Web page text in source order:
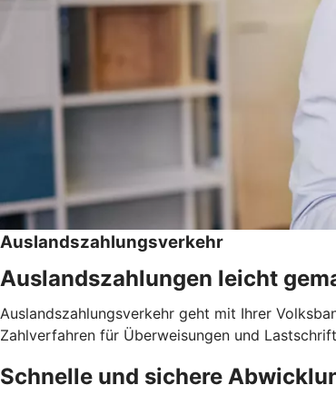
Auslandszahlungsverkehr
Auslandszahlungen leicht
Auslandszahlungsverkehr geht mit Ihrer
Zahlverfahren für Überweisungen und
Schnelle und sichere